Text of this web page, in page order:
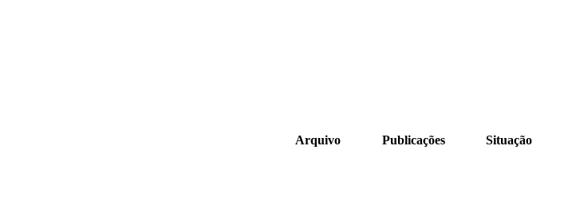
Arquivo Publicações Situação